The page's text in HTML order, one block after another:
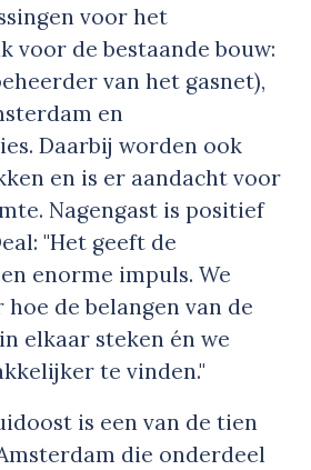
voor het
voor de bestaande bouw:
van het gasnet),
en
Daarbij worden ook
en is er aandacht voor
Nagengast is positief
"Het geeft de
enorme impuls. We
de belangen van de
elkaar steken én we
te vinden."
is een van de tien
die onderdeel